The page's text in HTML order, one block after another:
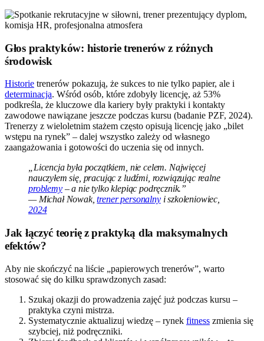
Głos praktyków: historie trenerów z różnych
środowisk
Historie trenerów pokazują, że sukces to nie tylko papier, ale i
determinacja. Wśród osób, które zdobyły licencję, aż 53%
podkreśla, że kluczowe dla kariery były praktyki i kontakty
zawodowe nawiązane jeszcze podczas kursu (badanie PZF, 2024).
Trenerzy z wieloletnim stażem często opisują licencję jako „bilet
wstępu na rynek” – dalej wszystko zależy od własnego
zaangażowania i gotowości do uczenia się od innych.
„Licencja była początkiem, nie celem. Najwięcej
nauczyłem się, pracując z ludźmi, rozwiązując realne
problemy– a nie tylko klepiąc podręcznik.”
— Michał Nowak,trener personalnyi szkoleniowiec,
2024
Jak łączyć teorię z praktyką dla maksymalnych
efektów?
Aby nie skończyć na liście „papierowych trenerów”, warto
stosować się do kilku sprawdzonych zasad:
Szukaj okazji do prowadzenia zajęć już podczas kursu –
praktyka czyni mistrza.
Systematycznie aktualizuj wiedzę – rynek fitness zmienia się
szybciej, niż podręczniki.